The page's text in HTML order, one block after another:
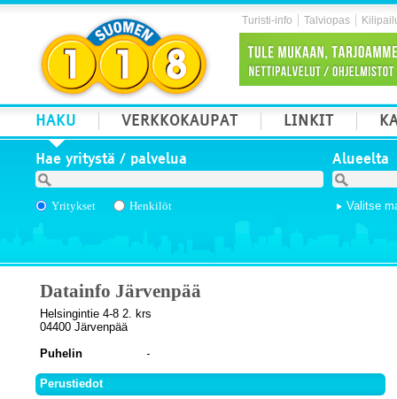
Turisti-info Talviopas
HAKU VERKKOKAUPAT LINKIT
Hae yritystä / palvelua
Yritykset Henkilöt
Alueelta
Valitse
Datainfo Järvenpää
Helsingintie 4-8 2. krs
04400 Järvenpää
Puhelin
Perustiedot